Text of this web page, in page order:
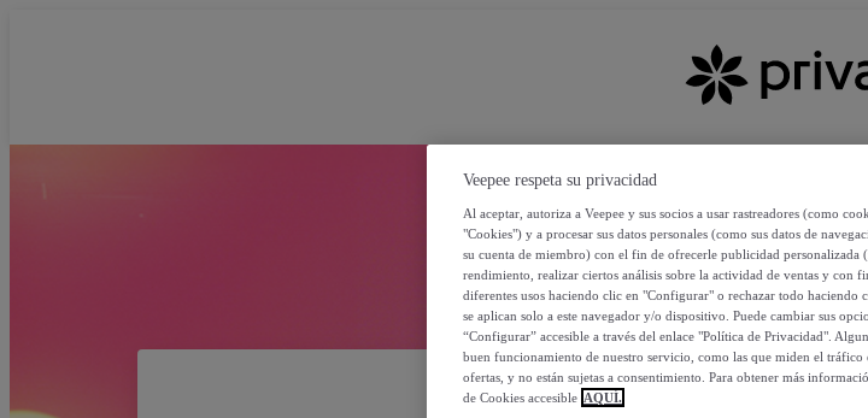
Veepee respeta su privacidad
Al aceptar, autoriza a Veepee y sus socios a usar rastreadores (como
"Cookies") y a procesar sus datos personales (como sus datos de
su cuenta de miembro) con el fin de ofrecerle publicidad personalizada
rendimiento, realizar ciertos análisis sobre la actividad de ventas y con
diferentes usos haciendo clic en "Configurar" o rechazar todo haciendo
se aplican solo a este navegador y/o dispositivo. Puede cambiar sus
“Configurar” accesible a través del enlace "Política de Privacidad".
buen funcionamiento de nuestro servicio, como las que miden el tráfico
ofertas, y no están sujetas a consentimiento. Para obtener más
de Cookies accesible AQUÍ.